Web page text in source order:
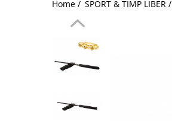
Bastoane telescopice si nunceaguri
Spray autoaparare
Seturi & accesorii autoaparare
Cutite vanatoare
Home / SPORT & TIMP LIBER /